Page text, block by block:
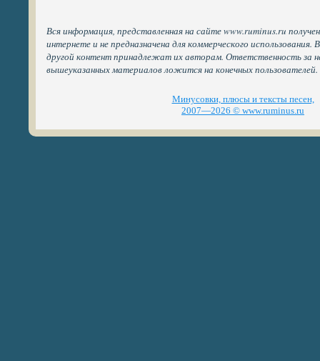
Вся информация, представленная на сайте www.ruminus.ru
интернете и не предназначена для коммерческого
другой контент принадлежат их авторам. Ответственность за
вышеуказанных материалов ложится на конечных пользователей.
Минусовки, плюсы и тексты песен,
2007—2026 © www.ruminus.ru